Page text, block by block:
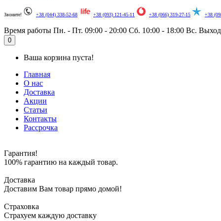
Звоните! +38 (044) 338-52-68 +38 (093) 121-45-11 +38 (066) 319-27-15 +38
Время работы Пн. - Пт. 09:00 - 20:00 Сб. 10:00 - 18:00 Вс.
0
Ваша корзина пуста!
Главная
О нас
Доставка
Акции
Статьи
Контакты
Рассрочка
Гарантия!
100% гарантию на каждый товар.
Доставка
Доставим Вам товар прямо домой!
Страховка
Страхуем каждую доставку